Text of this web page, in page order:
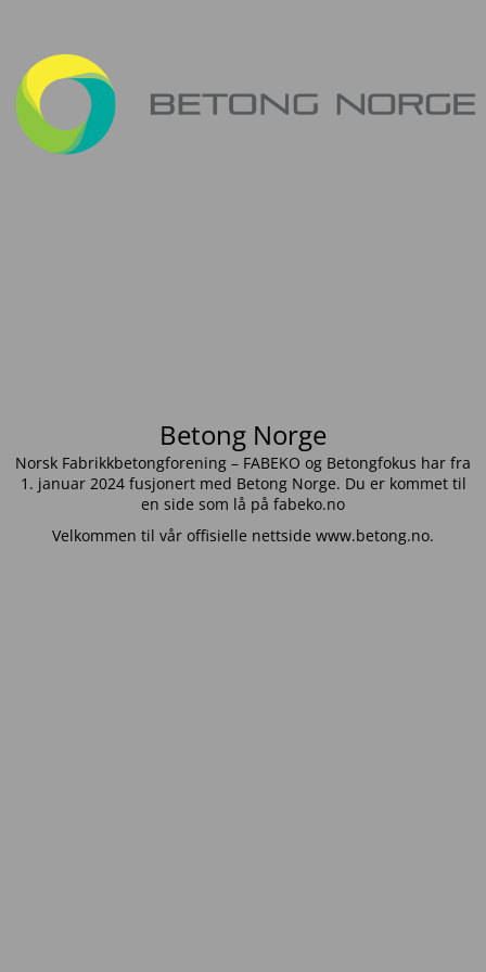
Betong Norge
Norsk Fabrikkbetongforening – FABEKO og Betongfokus har fra
1. januar 2024 fusjonert med Betong Norge. Du er kommet til
en side som lå på fabeko.no
Velkommen til vår offisielle nettside www.betong.no.